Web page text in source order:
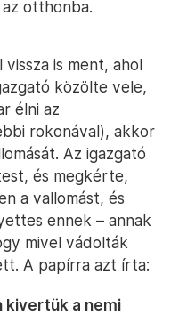
otthonba.
is ment, ahol
közölte vele,
élni az
rokonával), akkor
Az igazgató
és megkérte,
a vallomást, és
ennek – annak
mivel vádolták
A papírra azt írta:
kivertük a nemi